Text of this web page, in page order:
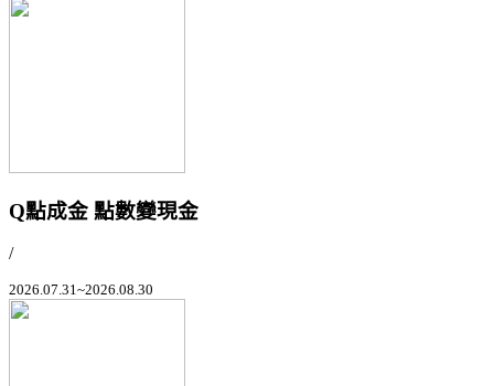
Q點成金 點數變現金
/
2026.07.31~2026.08.30